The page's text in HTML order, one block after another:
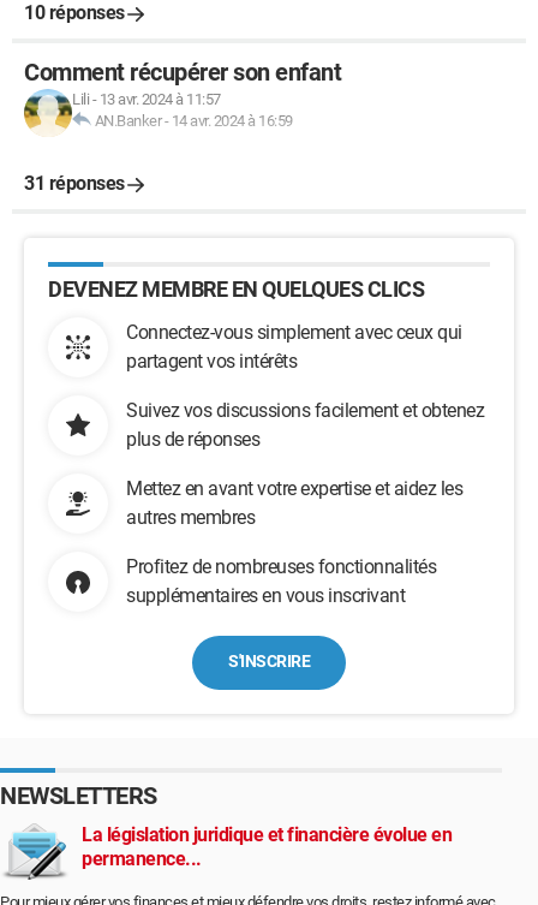
10 réponses
Comment récupérer son enfant
Lili - 13 avr. 2024 à 11:57
AN.Banker- 14 avr. 2024 à 16:59
31 réponses
DEVENEZ MEMBRE EN QUELQUES CLICS
Connectez-vous simplement avec ceux qui
partagent vos intérêts
Suivez vos discussions facilement et obtenez
plus de réponses
Mettez en avant votre expertise et aidez les
autres membres
Profitez de nombreuses fonctionnalités
supplémentaires en vous inscrivant
S'INSCRIRE
NEWSLETTERS
La législation juridique et financière évolue en
permanence...